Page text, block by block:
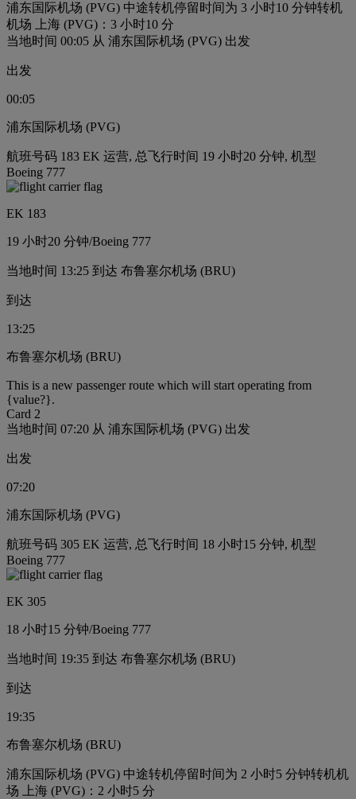
浦东国际机场 (PVG) 中途转机停留时间为 3 小时10 分钟转机
机场 上海 (PVG)：3 小时10 分
当地时间 00:05 从 浦东国际机场 (PVG) 出发
出发
00:05
浦东国际机场 (PVG)
航班号码 183 EK 运营, 总飞行时间 19 小时20 分钟, 机型
Boeing 777
EK 183
19 小时20 分钟/Boeing 777
当地时间 13:25 到达 布鲁塞尔机场 (BRU)
到达
13:25
布鲁塞尔机场 (BRU)
This is a new passenger route which will start operating from
{value?}.
Card 2
当地时间 07:20 从 浦东国际机场 (PVG) 出发
出发
07:20
浦东国际机场 (PVG)
航班号码 305 EK 运营, 总飞行时间 18 小时15 分钟, 机型
Boeing 777
EK 305
18 小时15 分钟/Boeing 777
当地时间 19:35 到达 布鲁塞尔机场 (BRU)
到达
19:35
布鲁塞尔机场 (BRU)
浦东国际机场 (PVG) 中途转机停留时间为 2 小时5 分钟转机机
场 上海 (PVG)：2 小时5 分